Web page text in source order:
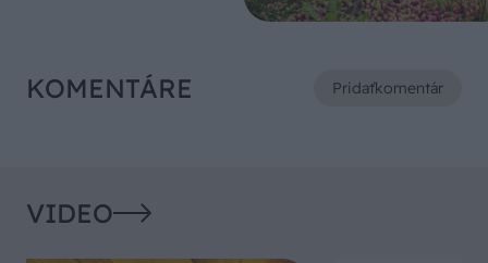
KOMENTÁRE Pridaťkomentár
VIDEO